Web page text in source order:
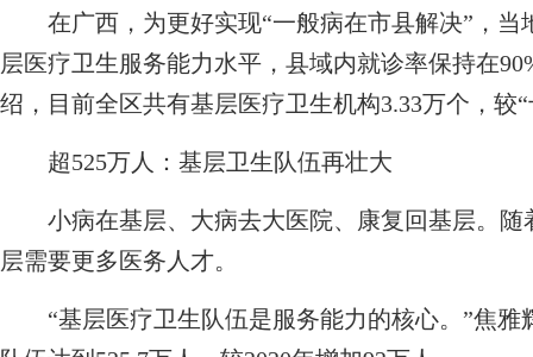
在广西，为更好实现“一般病在市县解决”，当
层医疗卫生服务能力水平，县域内就诊率保持在
绍，目前全区共有基层医疗卫生机构3.33万个，较
超525万人：基层卫生队伍再壮大
小病在基层、大病去大医院、康复回基层。随
层需要更多医务人才。
“基层医疗卫生队伍是服务能力的核心。”焦雅